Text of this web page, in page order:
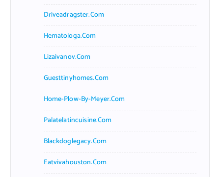
Driveadragster.com
Hematologa.com
Lizaivanov.com
Guesttinyhomes.com
Home-Plow-By-Meyer.com
Palatelatincuisine.com
Blackdoglegacy.com
Eatvivahouston.com